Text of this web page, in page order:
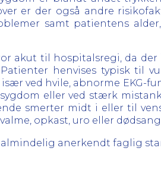
er der også andre
samt patientens
akut til hospitalsregi, da der
henvises typisk til
ved hvile, abnorme EKG-
eller ved stærk
smerter midt i eller til
opkast, uro eller
anerkendt faglig